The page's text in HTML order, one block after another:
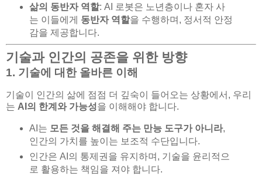
삶의 동반자 역할: AI 로봇은 노년층이나 혼자 사
는 이들에게 동반자 역할을 수행하며, 정서적 안정
감을 제공합니다.
기술과 인간의 공존을 위한 방향
1. 기술에 대한 올바른 이해
기술이 인간의 삶에 점점 더 깊숙이 들어오는 상황에서, 우리
는 AI의 한계와 가능성을 이해해야 합니다.
AI는 모든 것을 해결해 주는 만능 도구가 아니라,
인간의 가치를 높이는 보조적 수단입니다.
인간은 AI의 통제권을 유지하며, 기술을 윤리적으
로 활용하는 책임을 져야 합니다.